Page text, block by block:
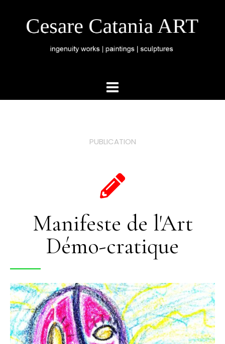
PUBLICATION
Manifeste de l'Art
Démo-cratique